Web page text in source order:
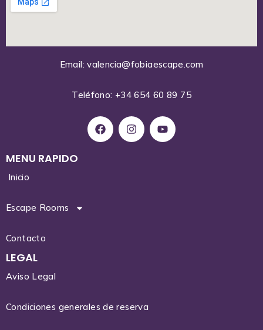
Email: valencia@fobiaescape.com
Teléfono: +34 654 60 89 75
MENU RAPIDO
Inicio
Escape Rooms
Contacto
LEGAL
Aviso Legal
Condiciones generales de reserva